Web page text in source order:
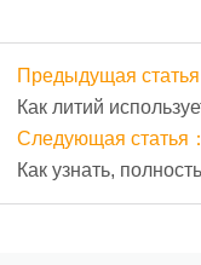
Предыдущая статья
Как литий
Следующая статья：
Как узнать,